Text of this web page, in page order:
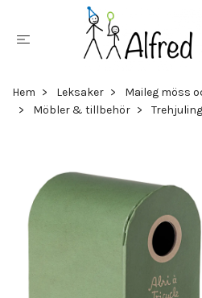
Hem Leksaker
Maileg möss
Möbler & tillbehör